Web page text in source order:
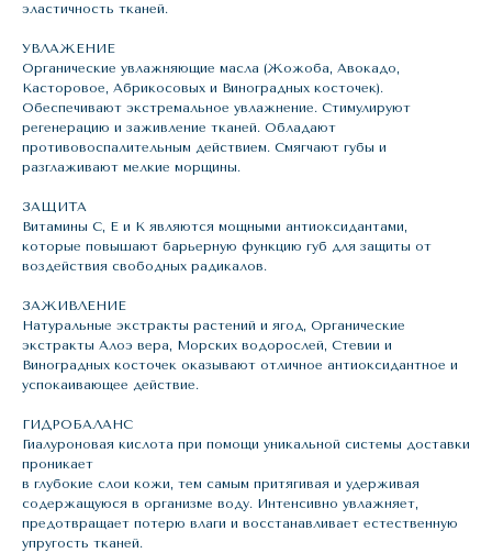
эластичность тканей.
УВЛАЖЕНИЕ
Органические увлажняющие масла (Жожоба, Авокадо,
Касторовое, Абрикосовых и Виноградных косточек).
Обеспечивают экстремальное увлажнение. Стимулируют
регенерацию и заживление тканей. Обладают
противовоспалительным действием. Смягчают губы и
разглаживают мелкие морщины.
ЗАЩИТА
Витамины С, Е и К являются мощными антиоксидантами,
которые повышают барьерную функцию губ для защиты от
воздействия свободных радикалов.
ЗАЖИВЛЕНИЕ
Натуральные экстракты растений и ягод, Органические
экстракты Алоэ вера, Морских водорослей, Стевии и
Виноградных косточек оказывают отличное антиоксидантное и
успокаивающее действие.
ГИДРОБАЛАНС
Гиалуроновая кислота при помощи уникальной системы доставки
проникает
в глубокие слои кожи, тем самым притягивая и удерживая
содержащуюся в организме воду. Интенсивно увлажняет,
предотвращает потерю влаги и восстанавливает естественную
упругость тканей.